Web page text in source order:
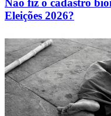
Não fiz o cadastro
Eleições 2026?